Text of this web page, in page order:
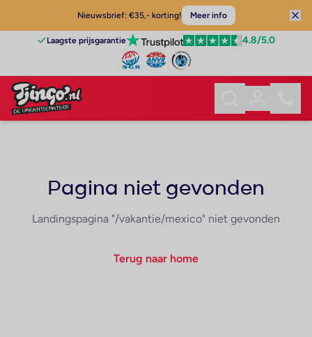
Nieuwsbrief: €35,- korting! Meer info
Laagste prijsgarantie 4.8/5.0
Pagina niet gevonden
Landingspagina "/vakantie/mexico" niet gevonden
Terug naar home